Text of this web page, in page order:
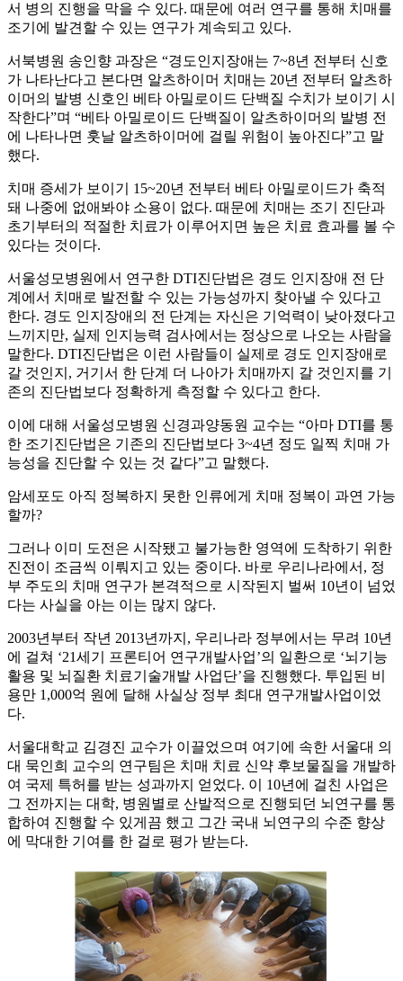
서 병의 진행을 막을 수 있다. 때문에 여러 연구를 통해 치매를
조기에 발견할 수 있는 연구가 계속되고 있다.
서북병원 송인향 과장은 “경도인지장애는 7~8년 전부터 신호
가 나타난다고 본다면 알츠하이머 치매는 20년 전부터 알츠하
이머의 발병 신호인 베타 아밀로이드 단백질 수치가 보이기 시
작한다”며 “베타 아밀로이드 단백질이 알츠하이머의 발병 전
에 나타나면 훗날 알츠하이머에 걸릴 위험이 높아진다”고 말
했다.
치매 증세가 보이기 15~20년 전부터 베타 아밀로이드가 축적
돼 나중에 없애봐야 소용이 없다. 때문에 치매는 조기 진단과
초기부터의 적절한 치료가 이루어지면 높은 치료 효과를 볼 수
있다는 것이다.
서울성모병원에서 연구한 DTI진단법은 경도 인지장애 전 단
계에서 치매로 발전할 수 있는 가능성까지 찾아낼 수 있다고
한다. 경도 인지장애의 전 단계는 자신은 기억력이 낮아졌다고
느끼지만, 실제 인지능력 검사에서는 정상으로 나오는 사람을
말한다. DTI진단법은 이런 사람들이 실제로 경도 인지장애로
갈 것인지, 거기서 한 단계 더 나아가 치매까지 갈 것인지를 기
존의 진단법보다 정확하게 측정할 수 있다고 한다.
이에 대해 서울성모병원 신경과양동원 교수는 “아마 DTI를 통
한 조기진단법은 기존의 진단법보다 3~4년 정도 일찍 치매 가
능성을 진단할 수 있는 것 같다”고 말했다.
암세포도 아직 정복하지 못한 인류에게 치매 정복이 과연 가능
할까?
그러나 이미 도전은 시작됐고 불가능한 영역에 도착하기 위한
진전이 조금씩 이뤄지고 있는 중이다. 바로 우리나라에서, 정
부 주도의 치매 연구가 본격적으로 시작된지 벌써 10년이 넘었
다는 사실을 아는 이는 많지 않다.
2003년부터 작년 2013년까지, 우리나라 정부에서는 무려 10년
에 걸쳐 ‘21세기 프론티어 연구개발사업’의 일환으로 ‘뇌기능
활용 및 뇌질환 치료기술개발 사업단’을 진행했다. 투입된 비
용만 1,000억 원에 달해 사실상 정부 최대 연구개발사업이었
다.
서울대학교 김경진 교수가 이끌었으며 여기에 속한 서울대 의
대 묵인희 교수의 연구팀은 치매 치료 신약 후보물질을 개발하
여 국제 특허를 받는 성과까지 얻었다. 이 10년에 걸친 사업은
그 전까지는 대학, 병원별로 산발적으로 진행되던 뇌연구를 통
합하여 진행할 수 있게끔 했고 그간 국내 뇌연구의 수준 향상
에 막대한 기여를 한 걸로 평가 받는다.